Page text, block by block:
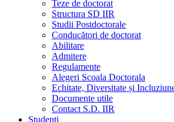
Teze de doctorat
Structura SD IIR
Studii Postdoctorale
Conducători de doctorat
Abilitare
Admitere
Regulamente
Alegeri Scoala Doctorala
Echitate, Diversitate și
Documente utile
Contact S.D. IIR
Studenți